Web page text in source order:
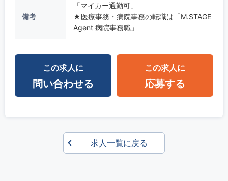
備考
「マイカー通勤可」
★医療事務・病院事務の転職は「M.STAGE
Agent 病院事務職」
この求人に
問い合わせる
この求人に
応募する
求人一覧に戻る